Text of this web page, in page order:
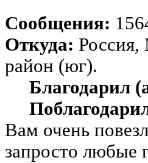
Сообщения:
Откуда: Россия,
район (юг).
Благодарил
Вам очень
запросто любые